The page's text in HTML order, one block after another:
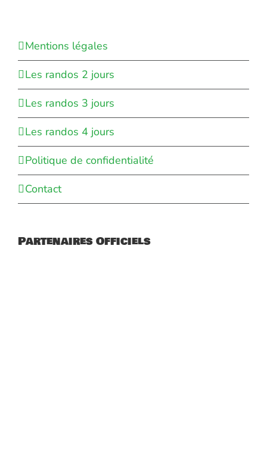
Mentions légales
Les randos 2 jours
Les randos 3 jours
Les randos 4 jours
Politique de confidentialité
Contact
Partenaires Officiels